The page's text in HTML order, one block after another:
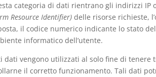
categoria di dati rientrano gli indirizzi
Resource Identifier) delle risorse richieste,
il codice numerico indicante lo stato
informatico dell’utente.
dati vengono utilizzati al solo fine di
il corretto funzionamento. Tali dati